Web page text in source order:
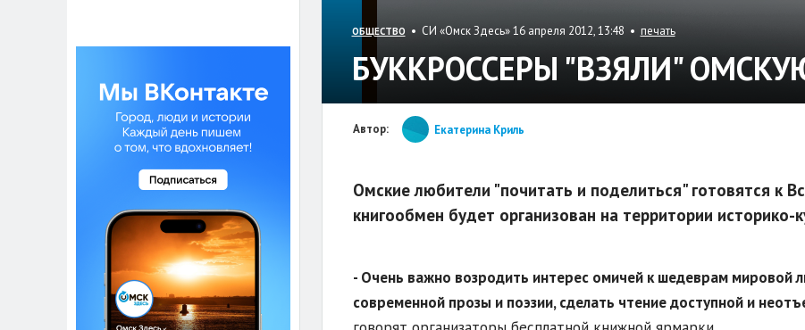
ОБЩЕСТВО • СИ «Омск Здесь» 16 апреля 2012, 13:48 • печать
БУККРОССЕРЫ "ВЗЯЛИ"
Автор: Екатерина Криль
Омские любители "почитать и поделиться" готовятся к
книгообмен будет организован на территории историко-
- Очень важно возродить интерес омичей к шедеврам мировой
современной прозы и поэзии, сделать чтение доступной и